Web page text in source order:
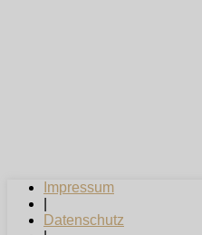
Impressum
Datenschutz